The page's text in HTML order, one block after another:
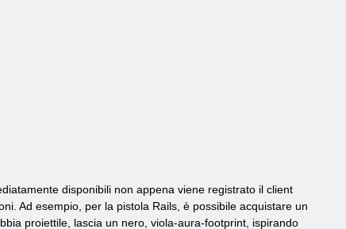
disponibili non appena viene registrato il client
Ad esempio, per la pistola Rails, è possibile acquistare un
proiettile, lascia un nero, viola-aura-footprint, ispirando